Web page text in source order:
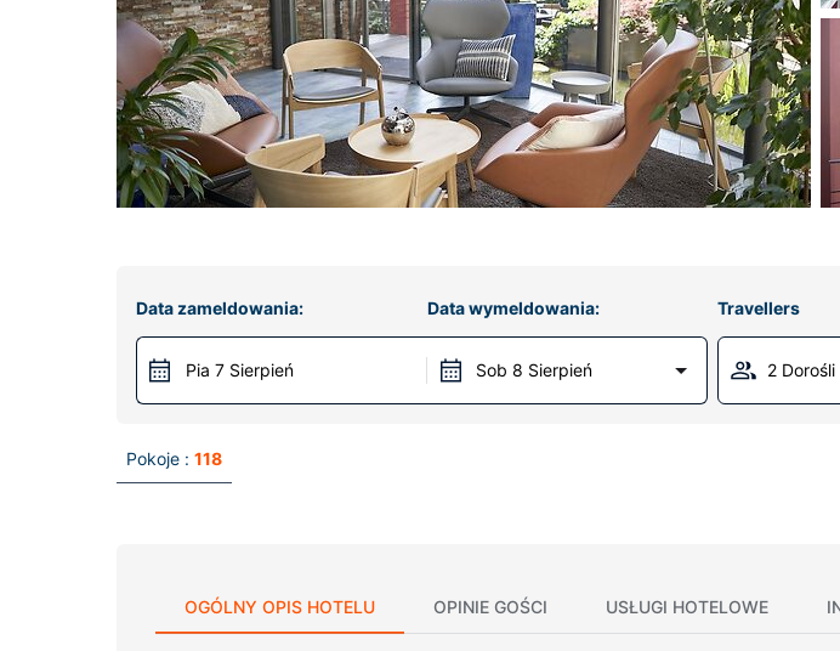
Data zameldowania:
Pia 7 Sierpień
Data wymeldowania:
Sob 8 Sierpień
Travellers
2 Dorośli
Pokoje : 118
OGÓLNY OPIS HOTELU OPINIE GOŚCI USŁUGI HOTELOWE